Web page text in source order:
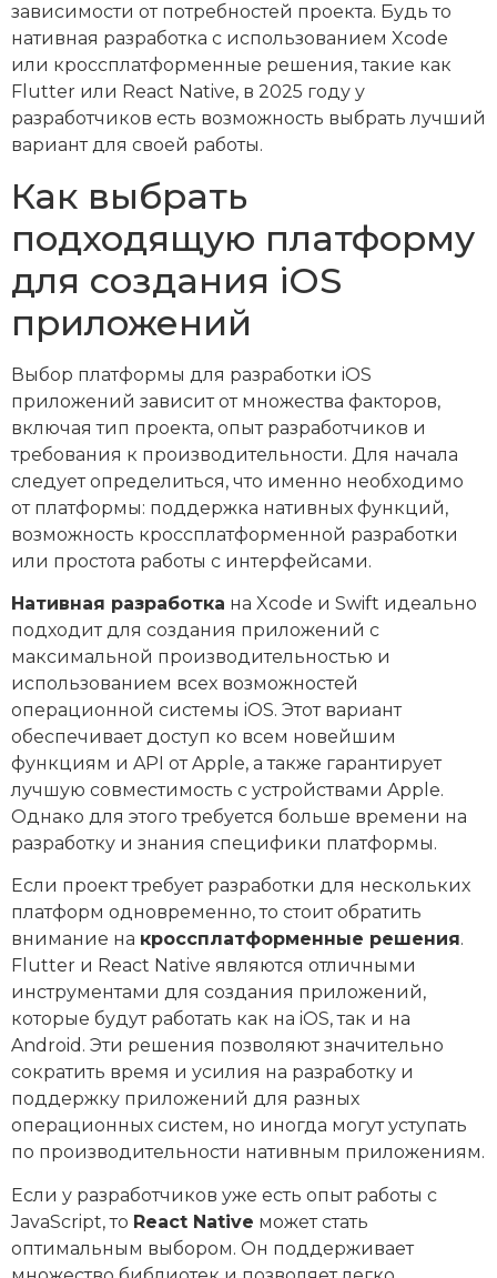
зависимости от потребностей проекта. Будь то
нативная разработка с использованием Xcode
или кроссплатформенные решения, такие как
Flutter или React Native, в 2025 году у
разработчиков есть возможность выбрать лучший
вариант для своей работы.
Как выбрать
подходящую платформу
для создания iOS
приложений
Выбор платформы для разработки iOS
приложений зависит от множества факторов,
включая тип проекта, опыт разработчиков и
требования к производительности. Для начала
следует определиться, что именно необходимо
от платформы: поддержка нативных функций,
возможность кроссплатформенной разработки
или простота работы с интерфейсами.
Нативная разработка на Xcode и Swift идеально
подходит для создания приложений с
максимальной производительностью и
использованием всех возможностей
операционной системы iOS. Этот вариант
обеспечивает доступ ко всем новейшим
функциям и API от Apple, а также гарантирует
лучшую совместимость с устройствами Apple.
Однако для этого требуется больше времени на
разработку и знания специфики платформы.
Если проект требует разработки для нескольких
платформ одновременно, то стоит обратить
внимание на кроссплатформенные решения.
Flutter и React Native являются отличными
инструментами для создания приложений,
которые будут работать как на iOS, так и на
Android. Эти решения позволяют значительно
сократить время и усилия на разработку и
поддержку приложений для разных
операционных систем, но иногда могут уступать
по производительности нативным приложениям.
Если у разработчиков уже есть опыт работы с
JavaScript, то React Native может стать
оптимальным выбором. Он поддерживает